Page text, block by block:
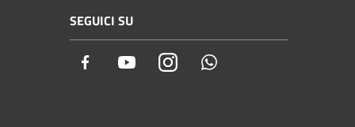
SEGUICI SU
Facebook YoutubeInstagram